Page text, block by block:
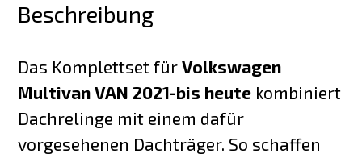
Beschreibung
Das Komplettset fürVolkswagen
Multivan VAN 2021-bis heute kombiniert
Dachrelinge mit einem dafür
vorgesehenen Dachträger. So schaffen